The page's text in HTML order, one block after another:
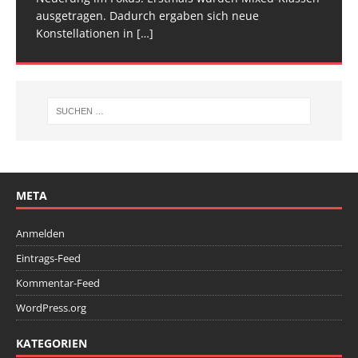
ausgetragen. Dadurch ergaben sich neue
Konstellationen in […]
Wettkampfwochenende: Am Samstag standen die
Deutschen[…]
META
Anmelden
Eintrags-Feed
Kommentar-Feed
WordPress.org
KATEGORIEN